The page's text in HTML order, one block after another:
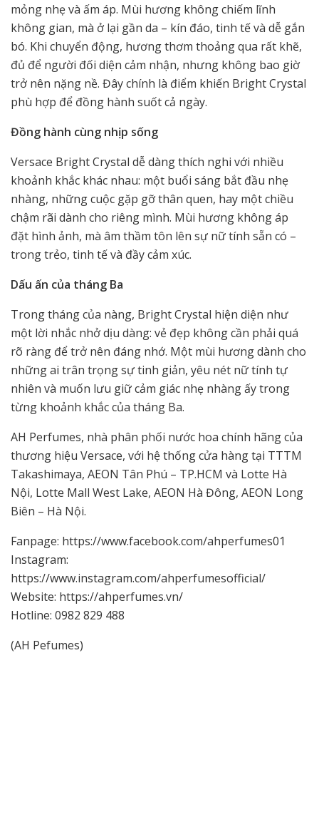
mỏng nhẹ và ấm áp. Mùi hương không chiếm lĩnh
không gian, mà ở lại gần da – kín đáo, tinh tế và dễ gắn
bó. Khi chuyển động, hương thơm thoảng qua rất khẽ,
đủ để người đối diện cảm nhận, nhưng không bao giờ
trở nên nặng nề. Đây chính là điểm khiến Bright Crystal
phù hợp để đồng hành suốt cả ngày.
Đồng hành cùng nhịp sống
Versace Bright Crystal dễ dàng thích nghi với nhiều
khoảnh khắc khác nhau: một buổi sáng bắt đầu nhẹ
nhàng, những cuộc gặp gỡ thân quen, hay một chiều
chậm rãi dành cho riêng mình. Mùi hương không áp
đặt hình ảnh, mà âm thầm tôn lên sự nữ tính sẵn có –
trong trẻo, tinh tế và đầy cảm xúc.
Dấu ấn của tháng Ba
Trong tháng của nàng, Bright Crystal hiện diện như
một lời nhắc nhở dịu dàng: vẻ đẹp không cần phải quá
rõ ràng để trở nên đáng nhớ. Một mùi hương dành cho
những ai trân trọng sự tinh giản, yêu nét nữ tính tự
nhiên và muốn lưu giữ cảm giác nhẹ nhàng ấy trong
từng khoảnh khắc của tháng Ba.
AH Perfumes, nhà phân phối nước hoa chính hãng của
thương hiệu Versace, với hệ thống cửa hàng tại TTTM
Takashimaya, AEON Tân Phú – TP.HCM và Lotte Hà
Nội, Lotte Mall West Lake, AEON Hà Đông, AEON Long
Biên – Hà Nội.
Fanpage: https://www.facebook.com/ahperfumes01
Instagram:
https://www.instagram.com/ahperfumesofficial/
Website: https://ahperfumes.vn/
Hotline: 0982 829 488
(AH Pefumes)